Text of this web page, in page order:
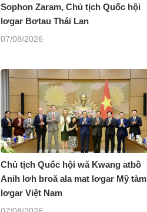
Sophon Zaram, Chủ tịch Quốc hội
lơgar Bơtau Thái Lan
07/08/2026
Chủ tịch Quốc hội wă Kwang atbồ
Anih lơh broă ala mat lơgar Mỹ tàm
lơgar Việt Nam